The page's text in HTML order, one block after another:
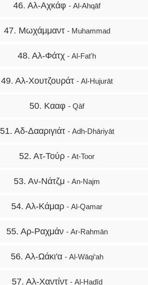
46. Αλ-Αχκάφ - Al-Ahqāf
47. Μωχάμμαντ - Muhammad
48. Αλ-Φάτχ - Al-Fat'h
49. Αλ-Χουτζουράτ - Al-Hujurāt
50. Κααφ - Qāf
51. Αδ-Δααριγιάτ - Adh-Dhāriyāt
52. Ατ-Τούρ - At-Toor
53. Αν-Νάτζμ - An-Najm
54. Αλ-Κάμαρ - Al-Qamar
55. Αρ-Ραχμάν - Ar-Rahmān
56. Αλ-Ωάκι'α - Al-Wāqi‘ah
57. Αλ-Χαντίντ - Al-Hadīd